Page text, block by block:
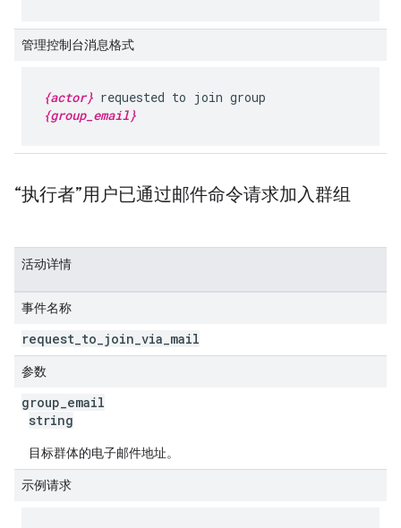
管理控制台消息格式
{actor} requested to join group
{group_email}
“执行者”用户已通过邮件命令请求加入群组
活动详情
事件名称
request to join via mail
参数
group email
string
目标群体的电子邮件地址。
示例请求